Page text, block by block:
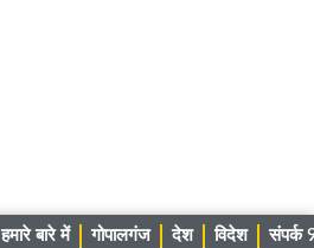
हमारे बारे में गोपालगंज देश विदेश संपर्क